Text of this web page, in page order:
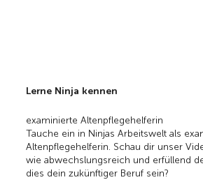
Lerne Ninja kennen
examinierte Altenpflegehelferin
Tauche ein in Ninjas Arbeitswelt als
Altenpflegehelferin. Schau dir unser
wie abwechslungsreich und erfüllend
dies dein zukünftiger Beruf sein?